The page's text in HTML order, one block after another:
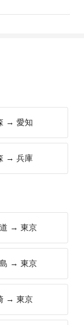
→ 愛知
→ 兵庫
→ 東京
→ 東京
→ 東京